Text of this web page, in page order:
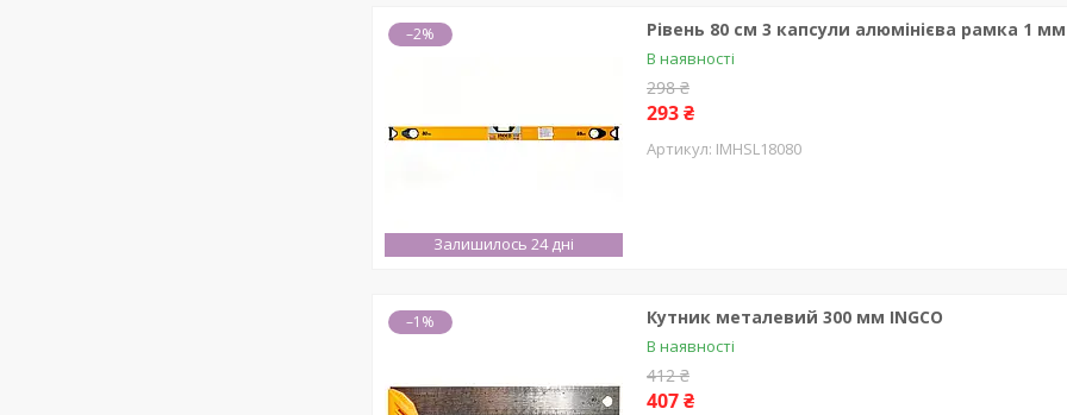
–2%
Залишилось 24 дні
Рівень 80 см 3 капсули алюмінієва рамка 1 мм
В наявності
298 ₴
293 ₴
IMHSL18080
–1% Кутник металевий 300 мм INGCO
В наявності
412 ₴
407 ₴